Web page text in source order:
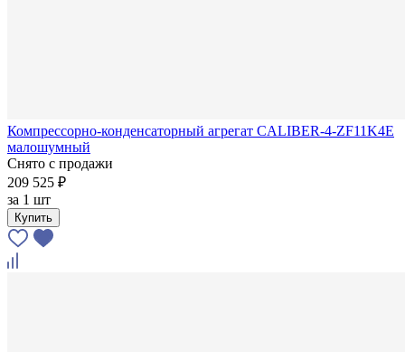
Компрессорно-конденсаторный агрегат CALIBER-4-ZF11K4E
малошумный
Снято с продажи
209 525 ₽
за 1 шт
Купить